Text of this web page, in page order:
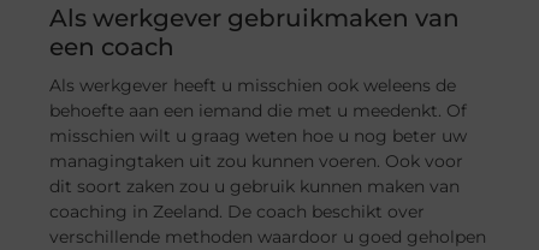
Als werkgever gebruikmaken van
een coach
Als werkgever heeft u misschien ook weleens de
behoefte aan een iemand die met u meedenkt. Of
misschien wilt u graag weten hoe u nog beter uw
managingtaken uit zou kunnen voeren. Ook voor
dit soort zaken zou u gebruik kunnen maken van
coaching in Zeeland. De coach beschikt over
verschillende methoden waardoor u goed geholpen